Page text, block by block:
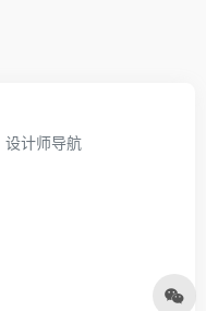
设计师导航